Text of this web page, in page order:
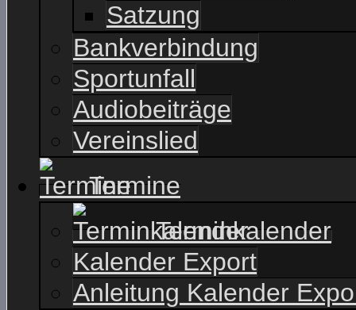
Satzung
Bankverbindung
Sportunfall
Audiobeiträge
Vereinslied
Termine
Terminkalender
Kalender Export
Anleitung Kalender